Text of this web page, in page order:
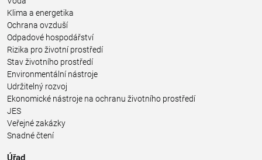
Klima a energetika
Ochrana ovzduší
Odpadové hospodářství
Rizika pro životní prostředí
Stav životního prostředí
Environmentální nástroje
Udržitelný rozvoj
Ekonomické nástroje na ochranu životního prostředí
JES
Veřejné zakázky
Snadné čtení
Úřad